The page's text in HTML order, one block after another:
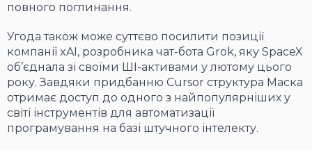
повного поглинання.
Угода також може суттєво посилити позиції
компанії xAI, розробника чат-бота Grok, яку SpaceX
об’єднала зі своїми ШІ-активами у лютому цього
року. Завдяки придбанню Cursor структура Маска
отримає доступ до одного з найпопулярніших у
світі інструментів для автоматизації
програмування на базі штучного інтелекту.